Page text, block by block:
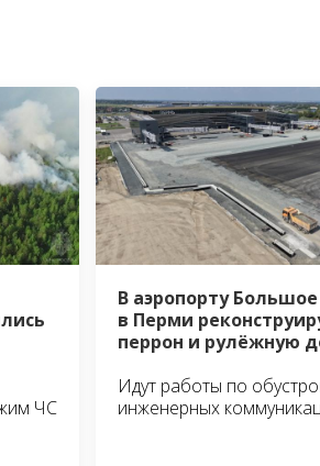
ЧС
В аэропорту
в Перми
перрон и рулёжную
Идут работы по
инженерных